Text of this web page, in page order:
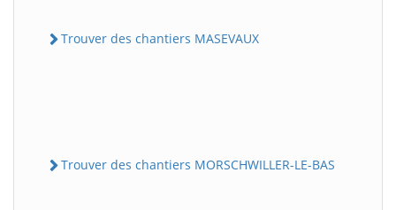
Trouver des chantiers MASEVAUX
Trouver des chantiers MORSCHWILLER-LE-BAS